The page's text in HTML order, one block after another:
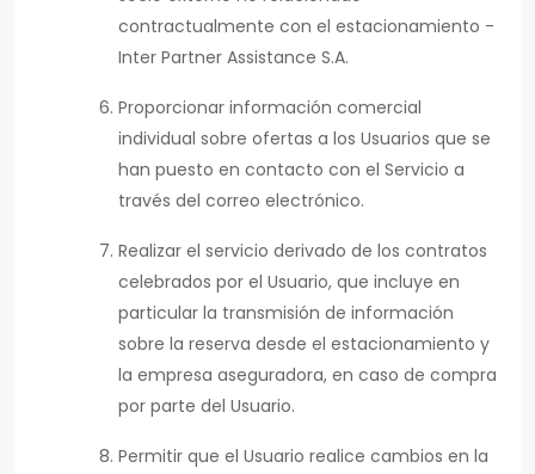
contractualmente con el estacionamiento -
Inter Partner Assistance S.A.
Proporcionar información comercial
individual sobre ofertas a los Usuarios que se
han puesto en contacto con el Servicio a
través del correo electrónico.
Realizar el servicio derivado de los contratos
celebrados por el Usuario, que incluye en
particular la transmisión de información
sobre la reserva desde el estacionamiento y
la empresa aseguradora, en caso de compra
por parte del Usuario.
Permitir que el Usuario realice cambios en la